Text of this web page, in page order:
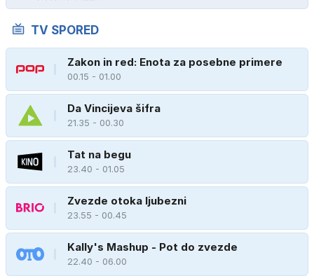
TV SPORED
Zakon in red: Enota za posebne primere
00.15 - 01.00
Da Vincijeva šifra
21.35 - 00.30
Tat na begu
23.40 - 01.05
Zvezde otoka ljubezni
23.55 - 00.45
Kally's Mashup - Pot do zvezde
22.40 - 06.00